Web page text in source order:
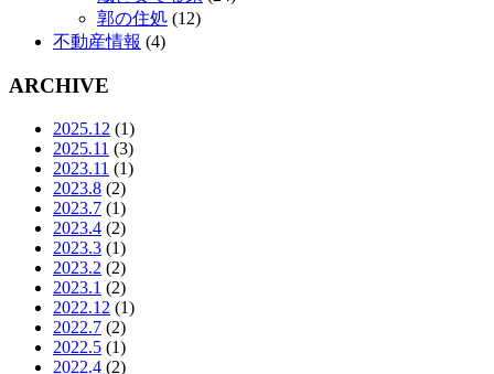
郭の住処 (12)
不動産情報 (4)
ARCHIVE
2025.12 (1)
2025.11 (3)
2023.11 (1)
2023.8 (2)
2023.7 (1)
2023.4 (2)
2023.3 (1)
2023.2 (2)
2023.1 (2)
2022.12 (1)
2022.7 (2)
2022.5 (1)
2022.4 (2)